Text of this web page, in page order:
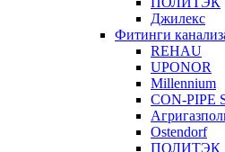
Джилекс
Фитинги
REHAU
UPONOR
Millennium
CON-PIPE
Ostendorf
ПОЛИТЭК